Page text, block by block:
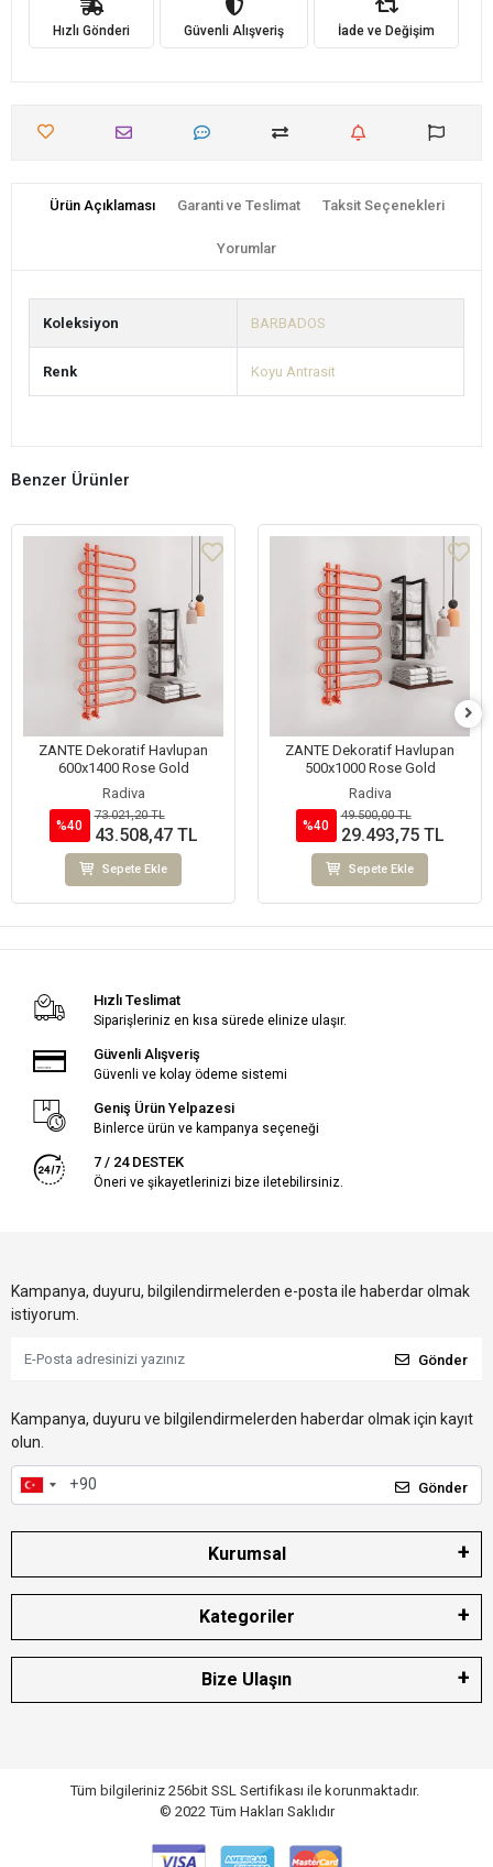
Hızlı Gönderi Güvenli Alışveriş İade ve Değişim
Ürün Açıklaması Garanti ve Teslimat Taksit Seçenekleri
Yorumlar
Koleksiyon BARBADOS
Renk Koyu Antrasit
Benzer Ürünler
ZANTE Dekoratif Havlupan
600x1400 Rose Gold
Radiva
%40
73.021,20 TL
43.508,47 TL
Sepete Ekle
ZANTE Dekoratif Havlupan
500x1000 Rose Gold
Radiva
%40
49.500,00 TL
29.493,75 TL
Sepete Ekle
Hızlı Teslimat
Siparişleriniz en kısa sürede elinize ulaşır.
Güvenli Alışveriş
Güvenli ve kolay ödeme sistemi
Geniş Ürün Yelpazesi
Binlerce ürün ve kampanya seçeneği
7 / 24 DESTEK
Öneri ve şikayetlerinizi bize iletebilirsiniz.
Kampanya, duyuru, bilgilendirmelerden e-posta ile haberdar olmak
istiyorum.
Gönder
Kampanya, duyuru ve bilgilendirmelerden haberdar olmak için kayıt
olun.
Gönder
Kurumsal
Kategoriler
Bize Ulaşın
Tüm bilgileriniz 256bit SSL Sertifikası ile korunmaktadır.
© 2022 Tüm Hakları Saklıdır